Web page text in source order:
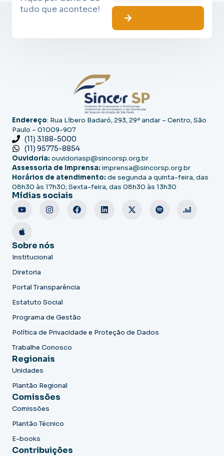
tudo que acontece!
Endereço: Rua Líbero Badaró, 293, 29º andar – Centro, São
Paulo – 01009-907
(11) 3188-5000
(11) 95775-8854
Ouvidoria: ouvidoriasp@sincorsp.org.br
Assessoria de Imprensa: imprensa@sincorsp.org.br
Horários de atendimento: de segunda a quinta-feira, das
08h30 às 17h30; Sexta-feira, das 08h30 às 13h30
Mídias sociais
Sobre nós
Institucional
Diretoria
Portal Transparência
Estatuto Social
Programa de Gestão
Política de Privacidade e Proteção de Dados
Trabalhe Conosco
Regionais
Unidades
Plantão Regional
Comissões
Comissões
Plantão Técnico
E-books
Contribuições